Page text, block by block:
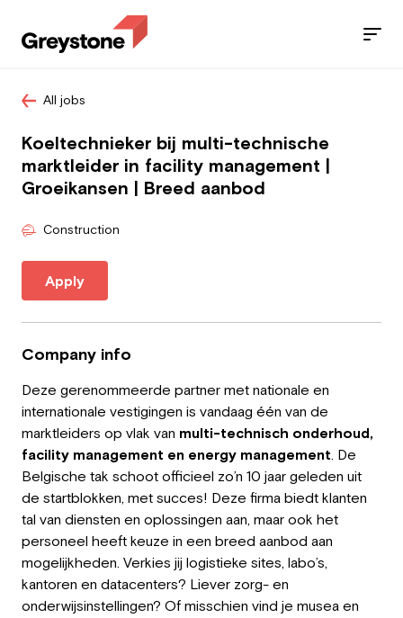
Employer
Working at Greystone
About us
Team
EN
Jobs
Services
Sectors
Contact
All jobs
Koeltechnieker bij multi-technische
marktleider in facility management |
Groeikansen | Breed aanbod
Construction
Apply
Company info
Deze gerenommeerde partner met nationale en
internationale vestigingen is vandaag één van de
marktleiders op vlak van multi-technisch onderhoud,
facility management en energy management. De
Belgische tak schoot officieel zo’n 10 jaar geleden uit
de startblokken, met succes! Deze firma biedt klanten
tal van diensten en oplossingen aan, maar ook het
personeel heeft keuze in een breed aanbod aan
mogelijkheden. Verkies jij logistieke sites, labo’s,
kantoren en datacenters? Liever zorg- en
onderwijsinstellingen? Of misschien vind je musea en